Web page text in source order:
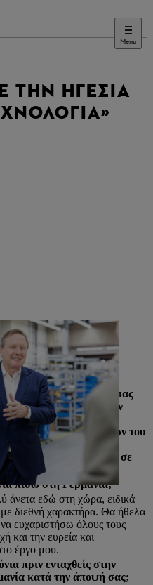
Menu
ΤΗΝ ΗΓΕΣΊΑ
στο εργοστάσιο 2 στο
Εκτελεστικού
2 χρόνια. Στη
κατά τη διάρκεια μιας
Waiblingen, μιλά για την
της εταιρείας και τη
των προκλήσεων του
μετασχηματισμό των
πρωτοπορία σε
πίσω στη Γερμανία;
άνετα εδώ στη χώρα, ειδικά
με διεθνή χαρακτήρα. Θα ήθελα
ευχαριστήσω όλους τους
και την ευρεία και
έργο μου.
πριν ενταχθείς στην
κατά την άποψή σας;